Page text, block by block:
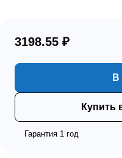
3198.55 ₽
В
Купить
Гарантия 1 год